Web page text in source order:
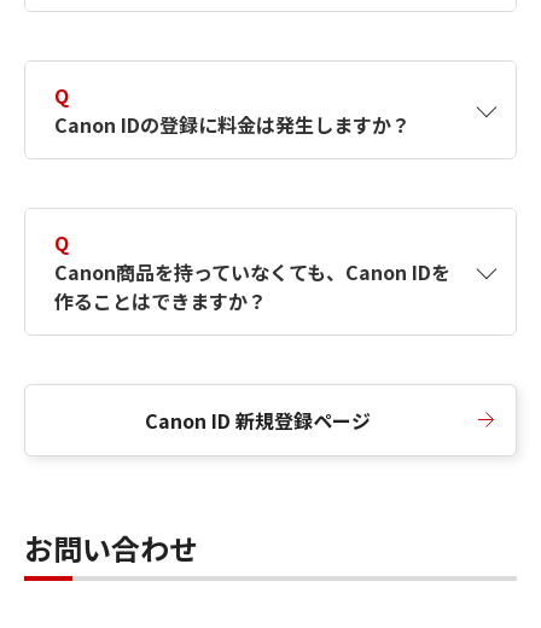
択したサービスから取得します。アカウントを
簡単に作成できるように、この情報を使用して
Canon IDの登録フォームを入力します。
Q
Canon IDの登録に料金は発生しますか？
Q
Canon商品を持っていなくても、Canon IDを
作ることはできますか？
Canon ID 新規登録ページ
お問い合わせ